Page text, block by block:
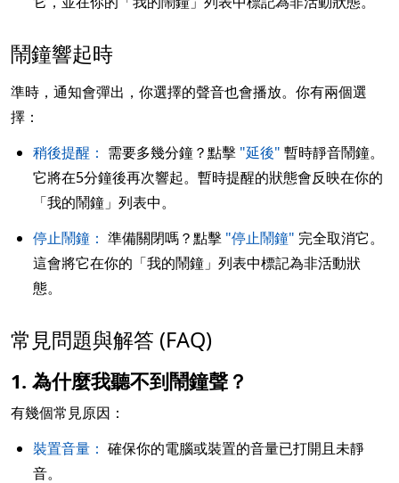
鬧鐘響起時
準時，通知會彈出，你選擇的聲音也會播放。你有兩個選
擇：
稍後提醒： 需要多幾分鐘？點擊 "延後" 暫時靜音鬧鐘。
它將在5分鐘後再次響起。暫時提醒的狀態會反映在你的
「我的鬧鐘」列表中。
停止鬧鐘： 準備關閉嗎？點擊 "停止鬧鐘" 完全取消它。
這會將它在你的「我的鬧鐘」列表中標記為非活動狀
態。
常見問題與解答 (FAQ)
1. 為什麼我聽不到鬧鐘聲？
有幾個常見原因：
裝置音量： 確保你的電腦或裝置的音量已打開且未靜
音。